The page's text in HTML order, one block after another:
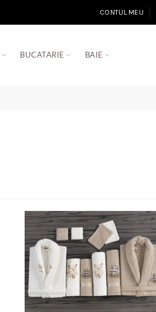
CONTUL MEU
BUCATARIE BAIE